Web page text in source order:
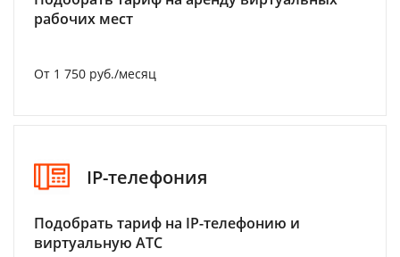
рабочих мест
От 1 750 руб./месяц
IP-телефония
Подобрать тариф на IP-телефонию и
виртуальную АТС